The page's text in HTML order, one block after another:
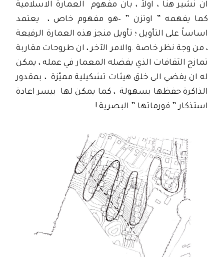
ان نشير هنا ، اولاً ، بان مفهوم العمارة الاسلامية
كما يفهمه ” اوتزن ” –هو مفهوم خاص ، يعتمد
اساساً على التأويل ؛ تأويل منجز هذه العمارة الرفيعة
، من وجة نظر خاصة .والامر الآخر ، ان طروحات مقاربة
تمازج الثقافات الذي يفضله المعمار في عمله ، يمكن
له ان يفضي الى خلق هيئات تشكيلية مميّزة ، بمقدور
الذاكرة حفظها بسهولة ، كما يمكن لها بيسر اعادة
استذكار ” فورماتها ” البصرية !